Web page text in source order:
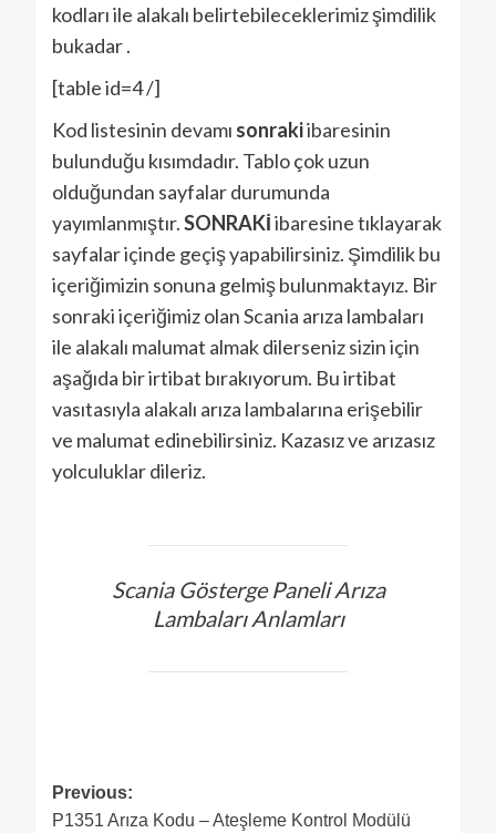
kodları ile alakalı belirtebileceklerimiz şimdilik
bukadar .
[table id=4 /]
Kod listesinin devamı sonrakiibaresinin
bulunduğu kısımdadır. Tablo çok uzun
olduğundan sayfalar durumunda
yayımlanmıştır.SONRAKİibaresine tıklayarak
sayfalar içinde geçiş yapabilirsiniz. Şimdilik bu
içeriğimizin sonuna gelmiş bulunmaktayız. Bir
sonraki içeriğimiz olan Scania arıza lambaları
ile alakalı malumat almak dilerseniz sizin için
aşağıda bir irtibat bırakıyorum. Bu irtibat
vasıtasıyla alakalı arıza lambalarına erişebilir
ve malumat edinebilirsiniz. Kazasız ve arızasız
yolculuklar dileriz.
Scania Gösterge Paneli Arıza
Lambaları Anlamları
Previous:
P1351 Arıza Kodu – Ateşleme Kontrol Modülü